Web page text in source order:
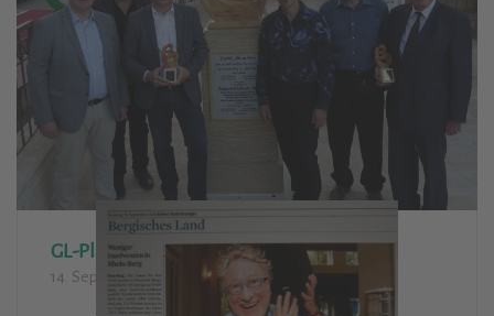
GL-Platz in Beit Jala
14. September 2018 Aktivitäten